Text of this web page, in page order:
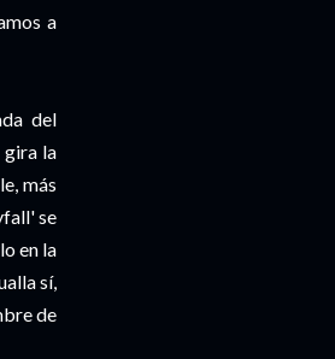
a
del
gira la
más
se
en la
sí,
de